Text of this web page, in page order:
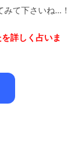
みて下さいね…！
詳しく占いま